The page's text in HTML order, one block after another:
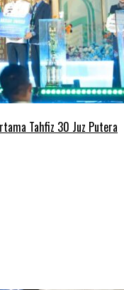
Tahfiz 30 Juz Putera